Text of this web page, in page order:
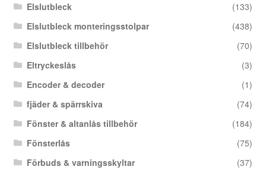
Elslutbleck
(133)
Elslutbleck monteringsstolpar
(438)
Elslutbleck tillbehör
(70)
Eltryckeslås
(3)
Encoder & decoder
(1)
fjäder & spärrskiva
(74)
Fönster & altanlås tillbehör
(184)
Fönsterlås
(75)
Förbuds & varningsskyltar
(37)